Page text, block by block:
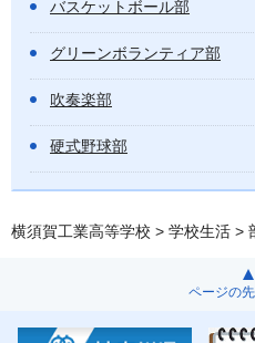
バスケットボール部
グリーンボランティア部
吹奏楽部
硬式野球部
横須賀工業高等学校 > 学校生活 >
ページの